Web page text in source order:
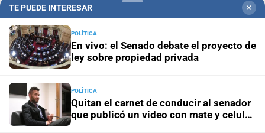
+Área Metropolitana
TE PUEDE INTERESAR ✕
POLÍTICA
En vivo: el Senado debate el proyecto de
ley sobre propiedad privada
POLÍTICA
Quitan el carnet de conducir al senador
que publicó un video con mate y celular